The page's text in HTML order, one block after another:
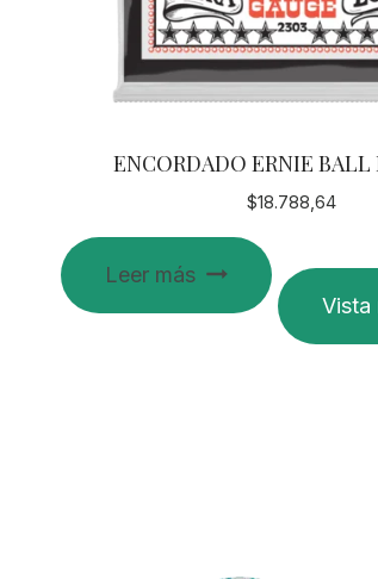
ENCORDADO ERNIE BALL
$18.788,64
Leer más
Vista